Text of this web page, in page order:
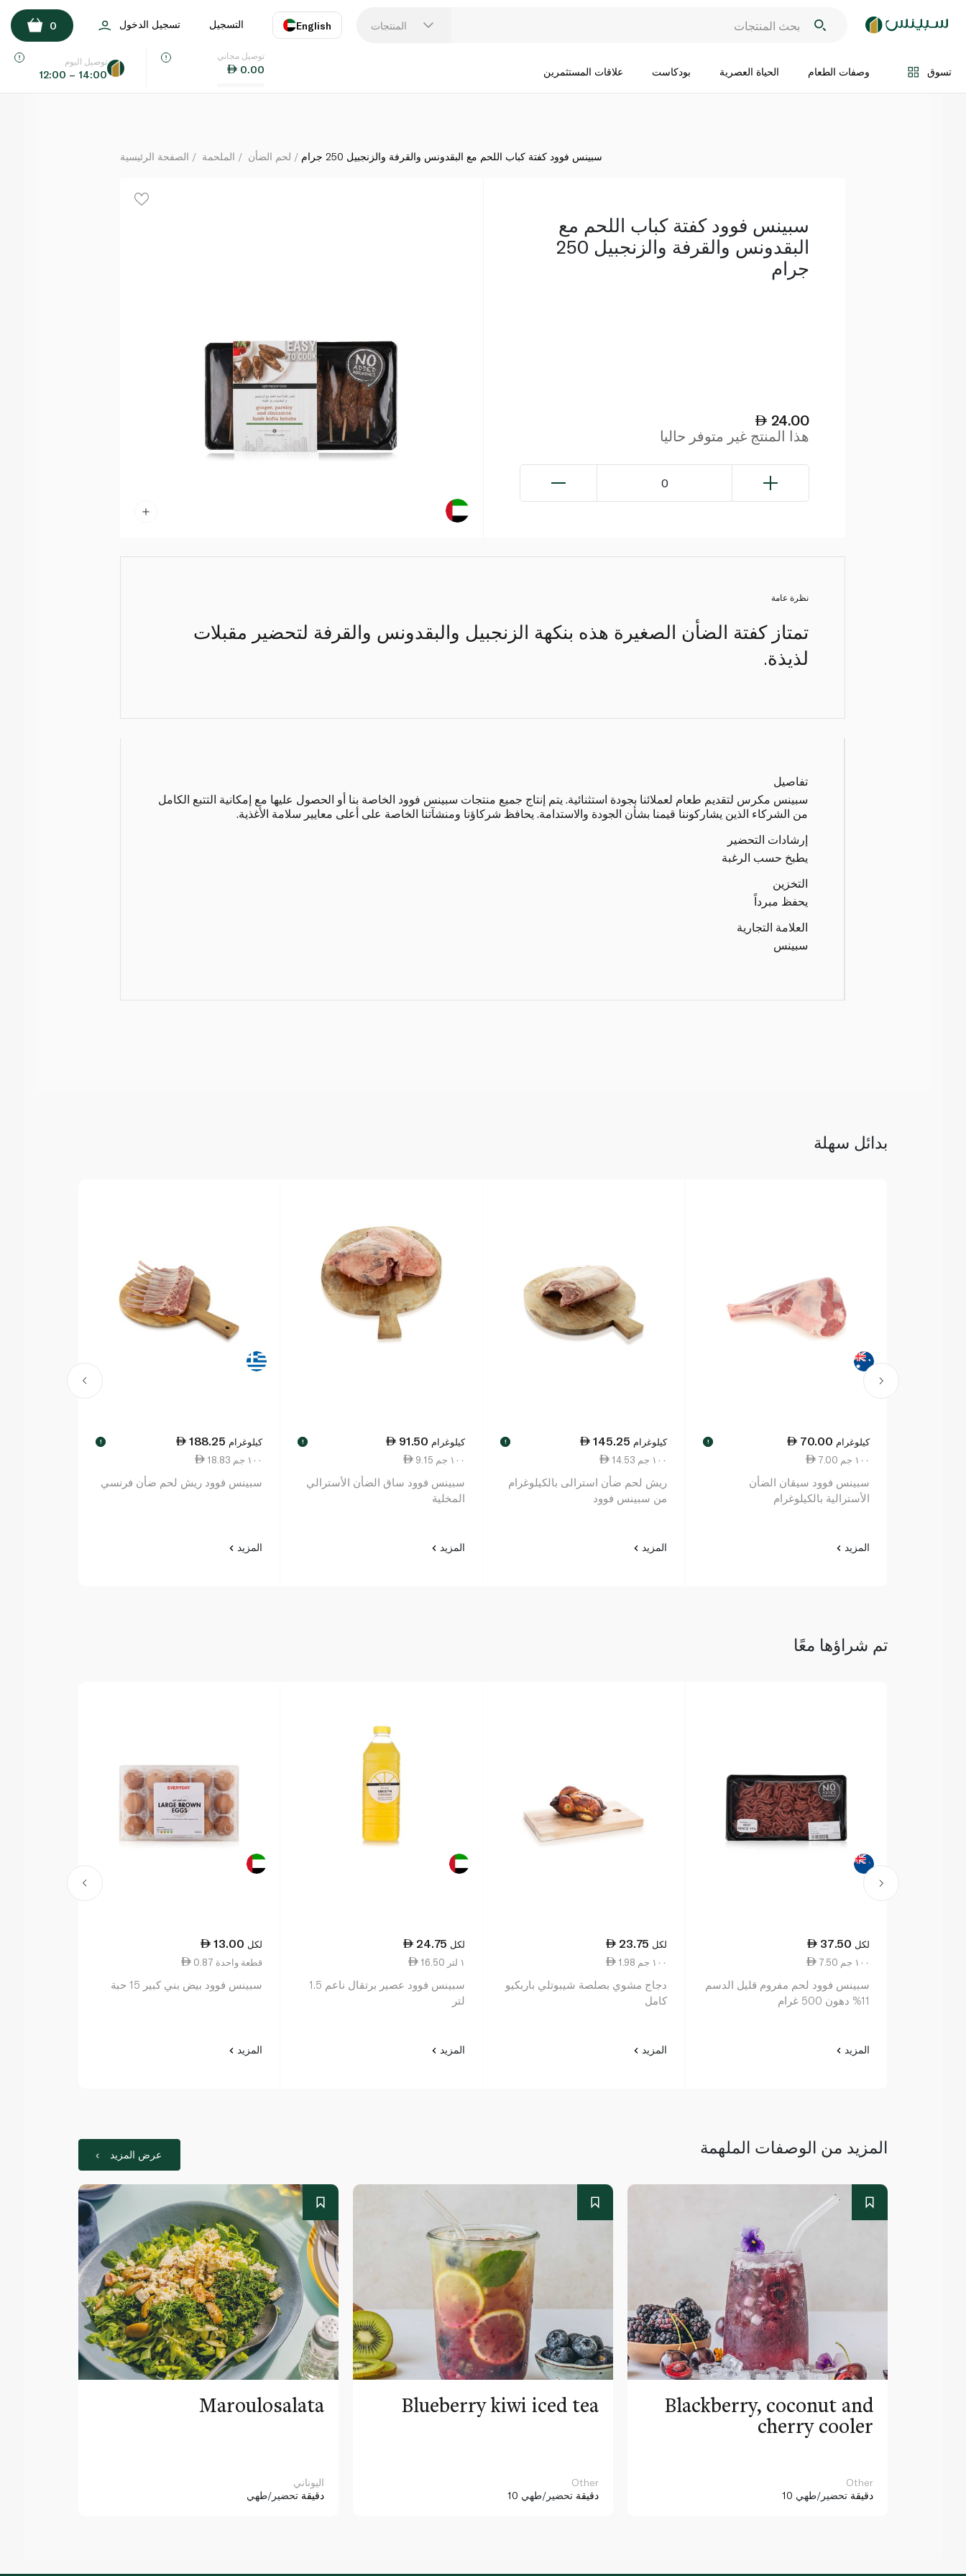
المنتجات English
اللغة
التسجيل تسجيل الدخول 0
تسوق وصفات الطعام الحياة العصرية بودكاست علاقات المستثمرين
توصيل مجاني
0.00
توصيل اليوم
12:00 – 14:00
سبينس فوود كفتة كباب اللحم مع البقدونس والقرفة والزنجبيل 250 جرام
اضف الى السلة
الصفحة الرئيسية الملحمة لحم الضأن سبينس فوود كفتة كباب اللحم مع البقدونس والقرفة والزنجبيل 250 جرام
سبينس فوود كفتة كباب اللحم مع
البقدونس والقرفة والزنجبيل 250
جرام
24.00
هذا المنتج غير متوفر حاليا
0
نظرة عامة
تمتاز كفتة الضأن الصغيرة هذه بنكهة الزنجبيل والبقدونس والقرفة لتحضير مقبلات
لذيذة.
تفاصيل
سبينس مكرس لتقديم طعام لعملائنا بجودة استثنائية. يتم إنتاج جميع منتجات سبينس فوود الخاصة بنا أو الحصول عليها مع إمكانية التتبع الكامل
من الشركاء الذين يشاركوننا قيمنا بشأن الجودة والاستدامة. يحافظ شركاؤنا ومنشآتنا الخاصة على أعلى معايير سلامة الأغذية.
إرشادات التحضير
يطبخ حسب الرغبة
التخزين
يحفظ مبرداً
العلامة التجارية
سبينس
بدائل سهلة
70.00 كيلوغرام !
7.00 ١٠٠ جم
سبينس فوود سيقان الضأن
الأسترالية بالكيلوغرام
المزيد
145.25 كيلوغرام !
14.53 ١٠٠ جم
ريش لحم ضأن استرالى بالكيلوغرام
من سبينس فوود
المزيد
91.50 كيلوغرام !
9.15 ١٠٠ جم
سبينس فوود ساق الضأن الأسترالي
المخلية
المزيد
188.25 كيلوغرام !
18.83 ١٠٠ جم
سبينس فوود ريش لحم ضأن فرنسي
المزيد
تم شراؤها معًا
37.50 لكل
7.50 ١٠٠ جم
سبينس فوود لحم مفروم قليل الدسم
11% دهون 500 غرام
المزيد
23.75 لكل
1.98 ١٠٠ جم
دجاج مشوي بصلصة شيبوتلي باربكيو
كامل
المزيد
24.75 لكل
16.50 ١ لتر
سبينس فوود عصير برتقال ناعم 1.5
لتر
المزيد
13.00 لكل
0.87 قطعة واحدة
سبينس فوود بيض بني كبير 15 حبة
المزيد
المزيد من الوصفات الملهمة عرض المزيد
Maroulosalata
اليوناني
دقيقة تحضير/طهي
Blueberry kiwi iced tea
Other
10 دقيقة تحضير/طهي
Blackberry, coconut and
cherry cooler
Other
10 دقيقة تحضير/طهي